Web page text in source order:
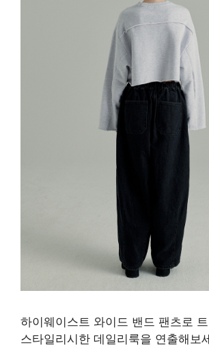
하이웨이스트 와이드 밴드 팬츠로
스타일리시한 데일리룩을 연출해보